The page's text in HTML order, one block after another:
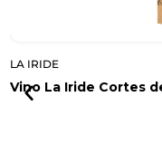
LA IRIDE
Vino La Iride Cortes